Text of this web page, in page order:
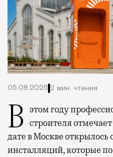
05.08.2026 2 мин. чтения
В этом году профессиональный праздник День строителя
дате в Москве открылось
инсталляций, которые